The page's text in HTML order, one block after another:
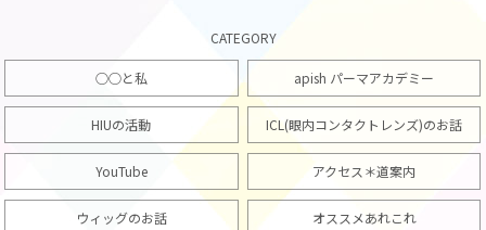
CATEGORY
○○と私 apish パーマアカデミー
HIUの活動 ICL(眼内コンタクトレンズ)のお話
YouTube アクセス＊道案内
ウィッグのお話 オススメあれこれ